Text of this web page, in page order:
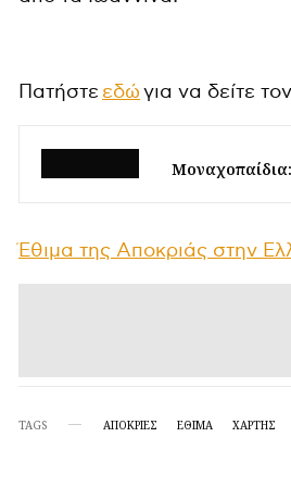
Πατήστε εδώγια να δείτε
Μοναχοπαίδια:
Έθιμα της Αποκριάς στην
TAGS ΑΠΟΚΡΙΕΣ ΕΘΙΜΑ ΧΆΡΤΗΣ